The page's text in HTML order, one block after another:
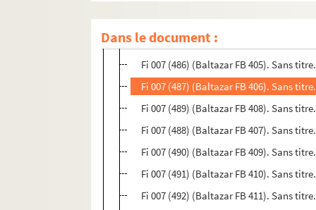
Dans le document :
Fi 007 (484) (Baltazar FB 403). Sans
Fi 007 (485) (Baltazar FB 404). Sans
Fi 007 (486) (Baltazar FB 405). Sans
Fi 007 (487) (Baltazar FB 406). Sans
Fi 007 (489) (Baltazar FB 408). Sans
Fi 007 (488) (Baltazar FB 407). Sans
Fi 007 (490) (Baltazar FB 409). Sans
Fi 007 (491) (Baltazar FB 410). Sans
Fi 007 (492) (Baltazar FB 411). Sans